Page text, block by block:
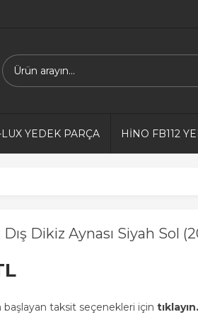
YEDEK PARÇA HİNO FB112
Dikiz Aynası Siyah Sol
başlayan taksit seçenekleri için tıklayın.